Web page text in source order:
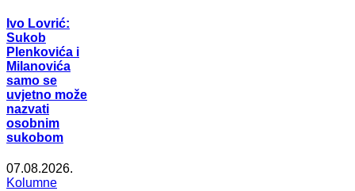
Ivo Lovrić:
Sukob
Plenkovića i
Milanovića
samo se
uvjetno može
nazvati
osobnim
sukobom
07.08.2026.
Kolumne